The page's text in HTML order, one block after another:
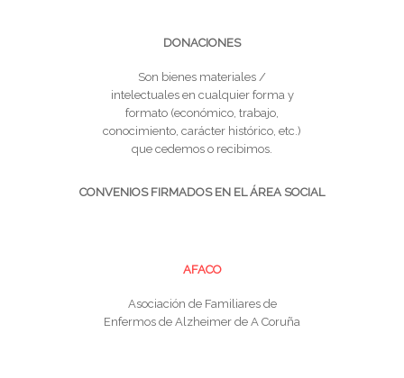
DONACIONES
Son bienes materiales /
intelectuales en cualquier forma y
formato (económico, trabajo,
conocimiento, carácter histórico, etc.)
que cedemos o recibimos.
CONVENIOS FIRMADOS EN EL ÁREA SOCIAL
AFACO
Asociación de Familiares de
Enfermos de Alzheimer de A Coruña